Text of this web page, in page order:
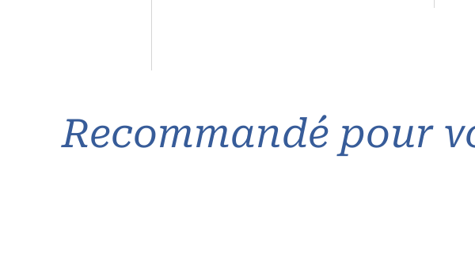
Recommandé pour